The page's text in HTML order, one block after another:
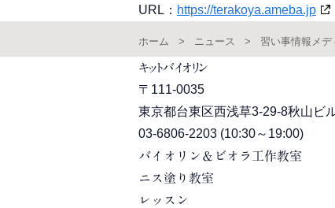
URL： https://terakoya.ameba.jp
ホーム ニュース 習い事情報メ
キットバイオリン
〒111-0035
東京都台東区西浅草3-29-8秋山ビ
03-6806-2203 (10:30～19:00)
バイオリン＆ビオラ工作教室
ニス塗り教室
レッスン